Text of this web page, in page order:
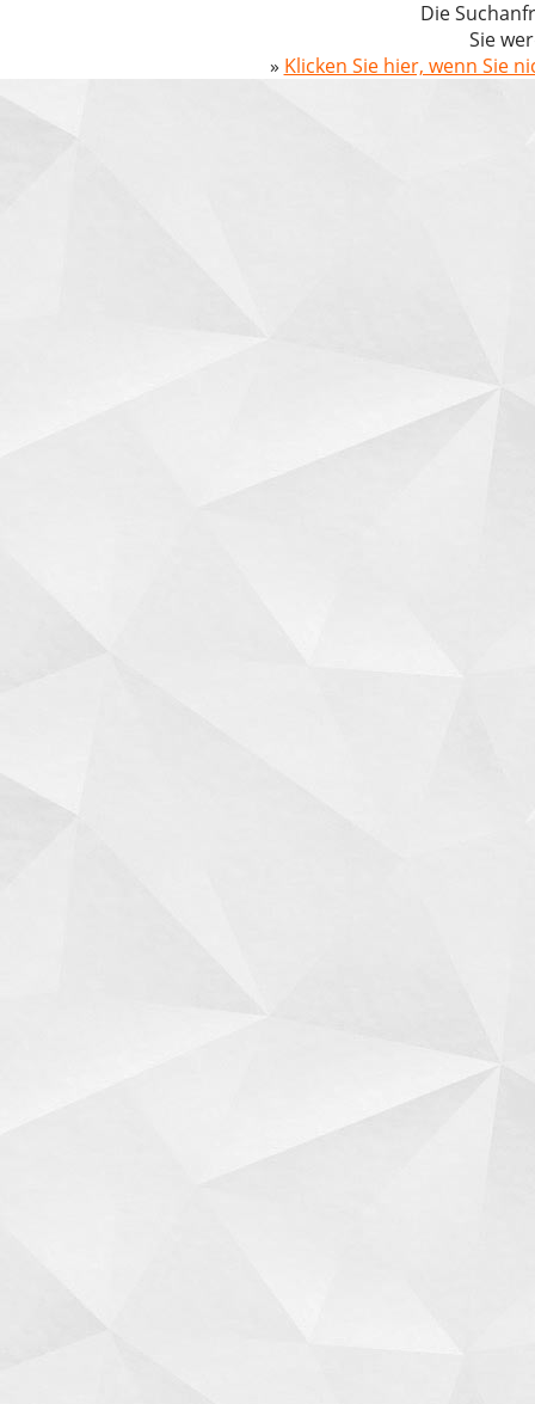
Die
Sie
» Klicken Sie hier, wenn Sie